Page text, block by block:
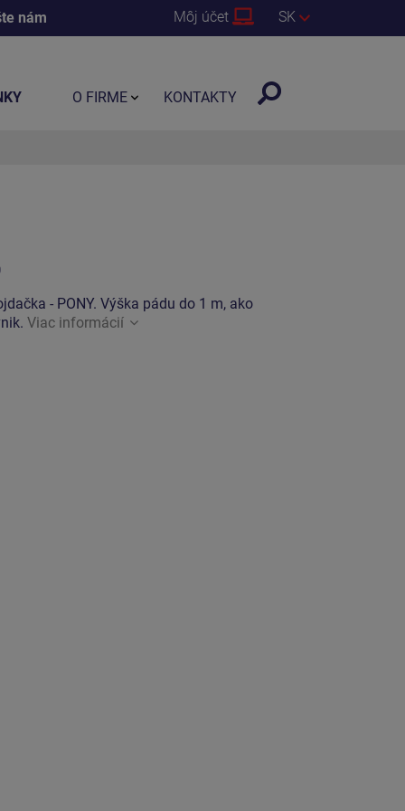
nám Môj účet SK
- PONY. Výška pádu do 1 m, ako
Viac informácií
O FIRME KONTAKTY